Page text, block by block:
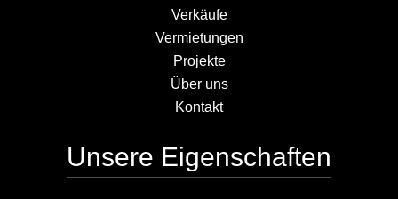
Verkäufe
Vermietungen
Projekte
Über uns
Kontakt
Unsere Eigenschaften